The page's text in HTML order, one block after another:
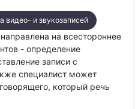
видео- и звукозаписей
на всестороннее
- определение
записи с
специалист может
который речь